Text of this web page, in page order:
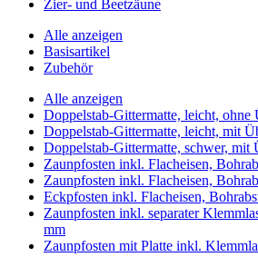
Zier- und Beetzäune
Alle anzeigen
Basisartikel
Zubehör
Alle anzeigen
Doppelstab-Gittermatte, leicht, ohne
Doppelstab-Gittermatte, leicht, mit
Doppelstab-Gittermatte, schwer, mit
Zaunpfosten inkl. Flacheisen,
Zaunpfosten inkl. Flacheisen,
Eckpfosten inkl. Flacheisen,
Zaunpfosten inkl. separater
mm
Zaunpfosten mit Platte inkl.